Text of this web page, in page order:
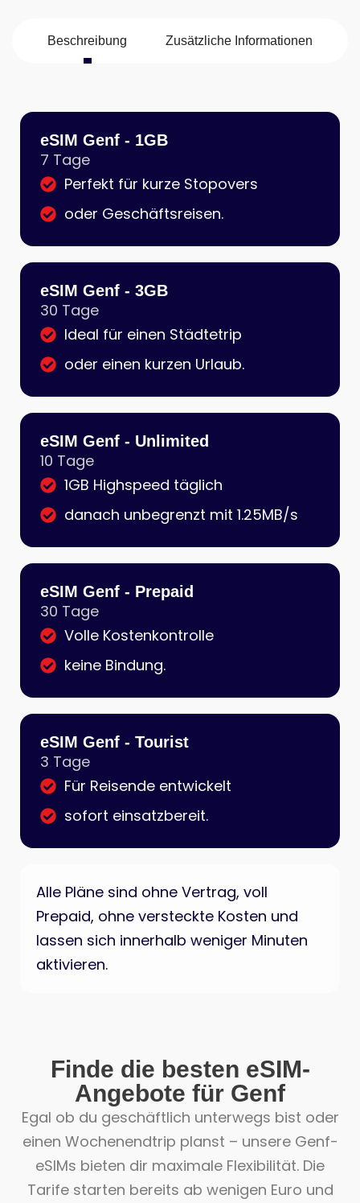
Beschreibung Zusätzliche Informationen
eSIM Genf - 1GB
7 Tage
Perfekt für kurze Stopovers
oder Geschäftsreisen.
eSIM Genf - 3GB
30 Tage
Ideal für einen Städtetrip
oder einen kurzen Urlaub.
eSIM Genf - Unlimited
10 Tage
1GB Highspeed täglich
danach unbegrenzt mit 1.25MB/s
eSIM Genf - Prepaid
30 Tage
Volle Kostenkontrolle
keine Bindung.
eSIM Genf - Tourist
3 Tage
Für Reisende entwickelt
sofort einsatzbereit.
Alle Pläne sind ohne Vertrag, voll
Prepaid, ohne versteckte Kosten und
lassen sich innerhalb weniger Minuten
aktivieren.
Finde die besten eSIM-
Angebote für Genf
Egal ob du geschäftlich unterwegs bist oder
einen Wochenendtrip planst – unsere Genf-
eSIMs bieten dir maximale Flexibilität. Die
Tarife starten bereits ab wenigen Euro und